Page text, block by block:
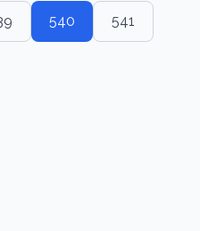
540 541